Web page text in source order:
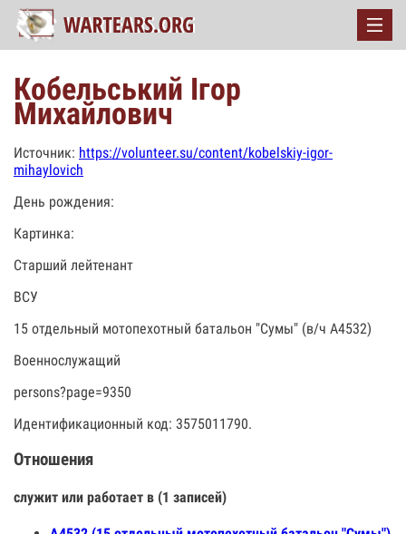
Кобельський Ігор
Михайлович
Источник: https://volunteer.su/content/kobelskiy-igor-
mihaylovich
День рождения:
Картинка:
Старший лейтенант
ВСУ
15 отдельный мотопехотный батальон "Сумы" (в/ч А4532)
Военнослужащий
persons?page=9350
Идентификационный код: 3575011790.
Отношения
служит или работает в (1 записей)